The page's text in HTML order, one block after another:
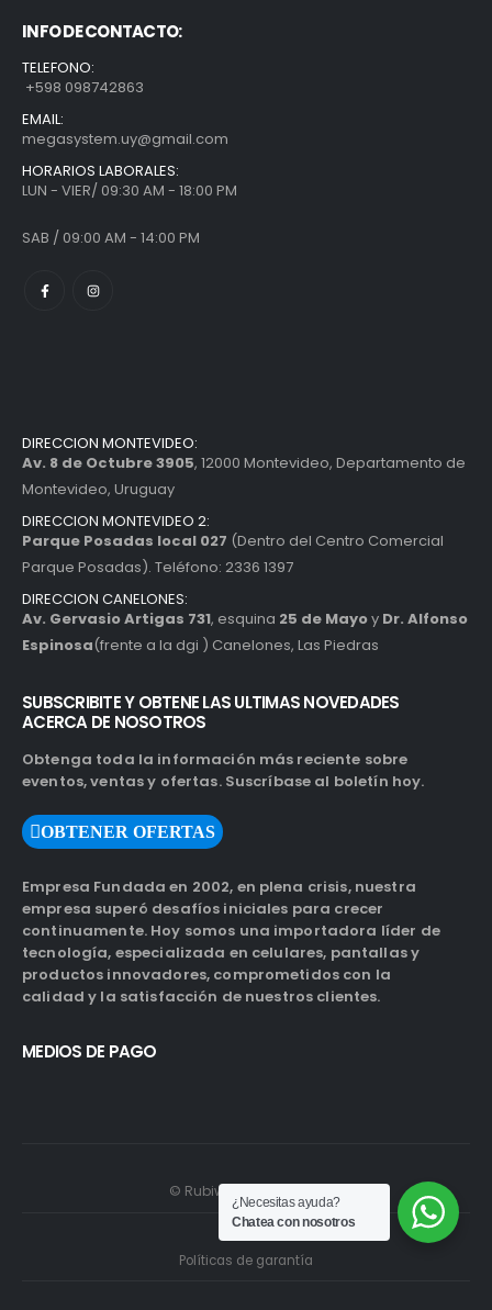
INFO DE CONTACTO:
TELEFONO:
+598 098742863
EMAIL:
megasystem.uy@gmail.com
HORARIOS LABORALES:
LUN - VIER/ 09:30 AM - 18:00 PM
SAB / 09:00 AM - 14:00 PM
DIRECCION MONTEVIDEO:
Av. 8 de Octubre 3905, 12000 Montevideo, Departamento de
Montevideo, Uruguay
DIRECCION MONTEVIDEO 2:
Parque Posadas local 027 (Dentro del Centro Comercial
Parque Posadas). Teléfono: 2336 1397
DIRECCION CANELONES:
Av. Gervasio Artigas 731, esquina 25 de Mayoy Dr. Alfonso
Espinosa(frente a la dgi ) Canelones, Las Piedras
SUBSCRIBITE Y OBTENE LAS ULTIMAS NOVEDADES
ACERCA DE NOSOTROS
Obtenga toda la información más reciente sobre
eventos, ventas y ofertas. Suscríbase al boletín hoy.
OBTENER OFERTAS
Empresa Fundada en 2002, en plena crisis, nuestra
empresa superó desafíos iniciales para crecer
continuamente. Hoy somos una importadora líder de
tecnología, especializada en celulares, pantallas y
productos innovadores, comprometidos con la
calidad y la satisfacción de nuestros clientes.
MEDIOS DE PAGO
© Rubiwebs.com 2026.
Políticas de garantía
¿Necesitas ayuda?
Chatea con nosotros